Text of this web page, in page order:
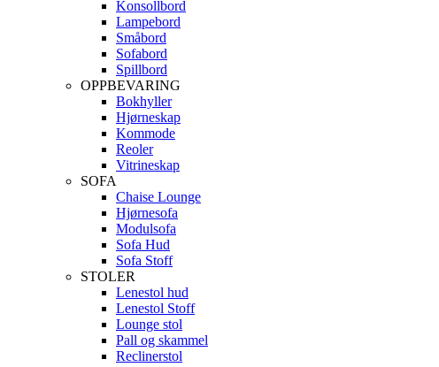
Konsollbord
Lampebord
Småbord
Sofabord
Spillbord
OPPBEVARING
Bokhyller
Hjørneskap
Kommode
Reoler
Vitrineskap
SOFA
Chaise Lounge
Hjørnesofa
Modulsofa
Sofa Hud
Sofa Stoff
STOLER
Lenestol hud
Lenestol Stoff
Lounge stol
Pall og skammel
Reclinerstol